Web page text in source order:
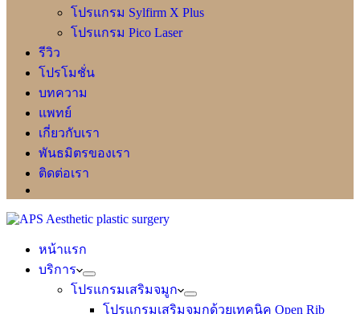
โปรแกรม Sylfirm X Plus
โปรแกรม Pico Laser
รีวิว
โปรโมชั่น
บทความ
แพทย์
เกี่ยวกับเรา
พันธมิตรของเรา
ติดต่อเรา
หน้าแรก
บริการ
โปรแกรมเสริมจมูก
โปรแกรมเสริมจมูกด้วยเทคนิค Open Rib